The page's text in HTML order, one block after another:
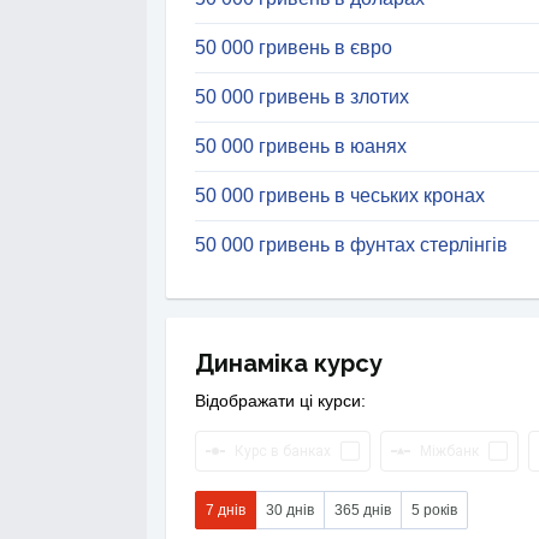
50 000 гривень в євро
50 000 гривень в злотих
50 000 гривень в юанях
50 000 гривень в чеських кронах
50 000 гривень в фунтах стерлінгів
Динаміка курсу
Відображати ці курси:
7 днів 30 днів 365 днів 5 років